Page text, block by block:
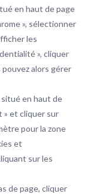
en haut de page
», sélectionner
les
», cliquer
alors gérer
en haut de
» et cliquer sur
pour la zone
et
sur les
de page, cliquer